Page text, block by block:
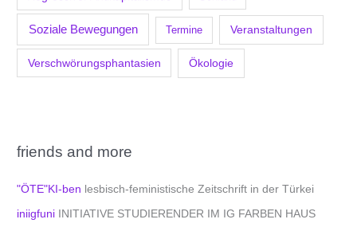
Soziale Bewegungen Termine Veranstaltungen
Verschwörungsphantasien Ökologie
friends and more
"ÖTE"KI-ben lesbisch-feministische Zeitschrift in der Türkei
iniigfuni INITIATIVE STUDIERENDER IM IG FARBEN HAUS